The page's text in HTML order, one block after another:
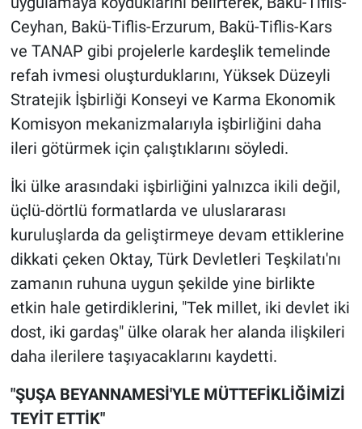
Ceyhan, Bakü-Tiflis-Erzurum, Bakü-Tiflis-Kars
ve TANAP gibi projelerle kardeşlik temelinde
refah ivmesi oluşturduklarını, Yüksek Düzeyli
Stratejik İşbirliği Konseyi ve Karma Ekonomik
Komisyon mekanizmalarıyla işbirliğini daha
ileri götürmek için çalıştıklarını söyledi.
İki ülke arasındaki işbirliğini yalnızca ikili değil,
üçlü-dörtlü formatlarda ve uluslararası
kuruluşlarda da geliştirmeye devam ettiklerine
dikkati çeken Oktay, Türk Devletleri Teşkilatı'nı
zamanın ruhuna uygun şekilde yine birlikte
etkin hale getirdiklerini, "Tek millet, iki devlet iki
dost, iki gardaş" ülke olarak her alanda ilişkileri
daha ilerilere taşıyacaklarını kaydetti.
"ŞUŞA BEYANNAMESİ'YLE MÜTTEFİKLİĞİMİZİ
TEYİT ETTİK"